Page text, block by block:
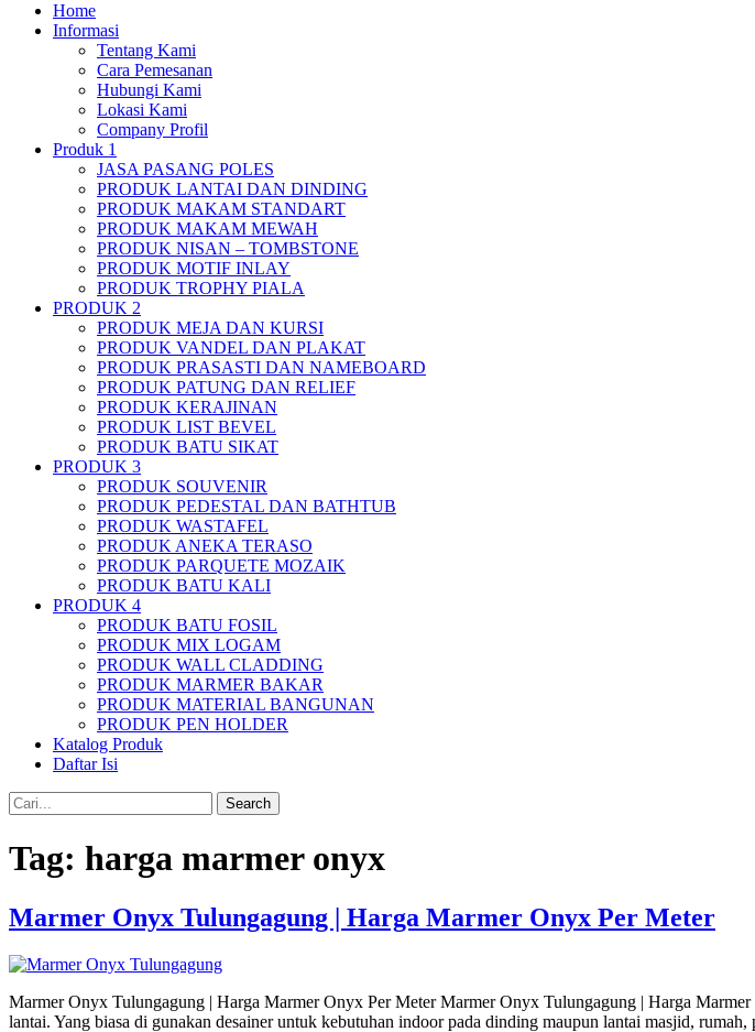
Home
Informasi
Tentang Kami
Cara Pemesanan
Hubungi Kami
Lokasi Kami
Company Profil
Produk 1
JASA PASANG POLES
PRODUK LANTAI DAN DINDING
PRODUK MAKAM STANDART
PRODUK MAKAM MEWAH
PRODUK NISAN – TOMBSTONE
PRODUK MOTIF INLAY
PRODUK TROPHY PIALA
PRODUK 2
PRODUK MEJA DAN KURSI
PRODUK VANDEL DAN PLAKAT
PRODUK PRASASTI DAN NAMEBOARD
PRODUK PATUNG DAN RELIEF
PRODUK KERAJINAN
PRODUK LIST BEVEL
PRODUK BATU SIKAT
PRODUK 3
PRODUK SOUVENIR
PRODUK PEDESTAL DAN BATHTUB
PRODUK WASTAFEL
PRODUK ANEKA TERASO
PRODUK PARQUETE MOZAIK
PRODUK BATU KALI
PRODUK 4
PRODUK BATU FOSIL
PRODUK MIX LOGAM
PRODUK WALL CLADDING
PRODUK MARMER BAKAR
PRODUK MATERIAL BANGUNAN
PRODUK PEN HOLDER
Katalog Produk
Daftar Isi
Search
Tag: harga marmer onyx
Marmer Onyx Tulungagung | Harga Marmer Onyx Per Meter
Marmer Onyx Tulungagung | Harga Marmer Onyx Per Meter Marmer Onyx Tulungagung | Harga
lantai. Yang biasa di gunakan desainer untuk kebutuhan indoor pada dinding maupun lantai masjid,